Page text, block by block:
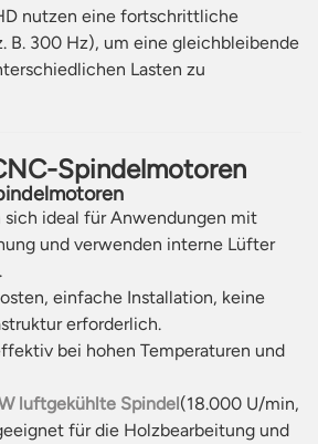
nutzen eine fortschrittliche
B. 300 Hz), um eine gleichbleibende
Lasten zu
Spindelmotoren
sich ideal für Anwendungen mit
und verwenden interne Lüfter
einfache Installation, keine
erforderlich.
bei hohen Temperaturen und
luftgekühlte Spindel(18.000 U/min,
für die Holzbearbeitung und